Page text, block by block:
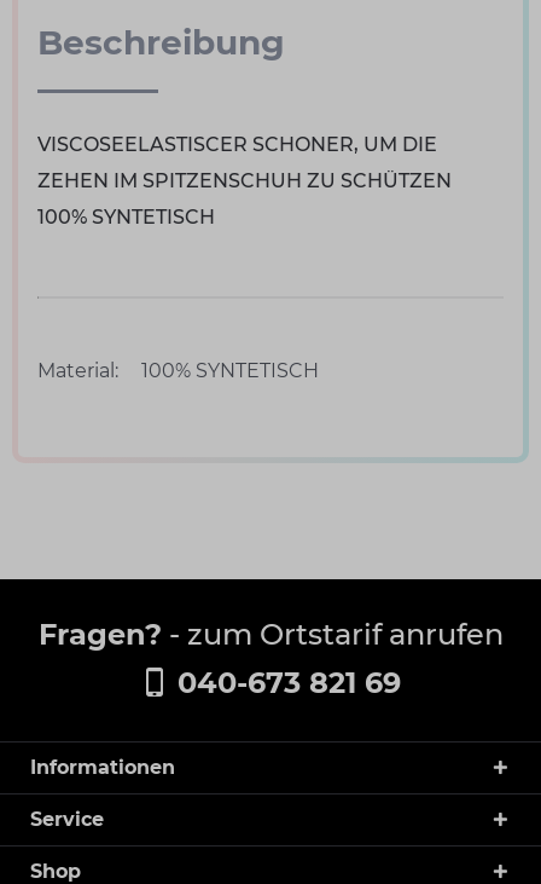
Beschreibung
VISCOSEELASTISCER SCHONER, UM DIE
ZEHEN IM SPITZENSCHUH ZU SCHÜTZEN
100% SYNTETISCH
Material: 100% SYNTETISCH
Fragen? - zum Ortstarif anrufen
040-673 821 69
Informationen
Service
Shop